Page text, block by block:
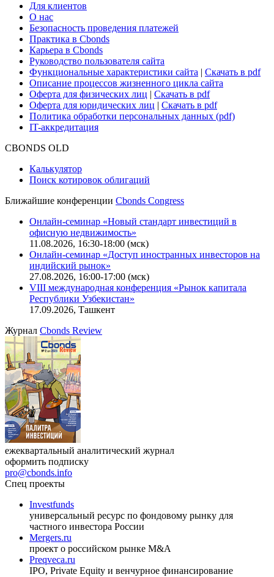
Для клиентов
О нас
Безопасность проведения платежей
Практика в Cbonds
Карьера в Cbonds
Руководство пользователя сайта
Функциональные характеристики сайта | Скачать в pdf
Описание процессов жизненного цикла сайта
Оферта для физических лиц | Скачать в pdf
Оферта для юридических лиц | Скачать в pdf
Политика обработки персональных данных (pdf)
IT-аккредитация
CBONDS OLD
Калькулятор
Поиск котировок облигаций
Ближайшие конференции Cbonds Congress
Онлайн-семинар «Новый стандарт инвестиций в
офисную недвижимость»
11.08.2026, 16:30-18:00 (мск)
Онлайн-семинар «Доступ иностранных инвесторов на
индийский рынок»
27.08.2026, 16:00-17:00 (мск)
VIII международная конференция «Рынок капитала
Республики Узбекистан»
17.09.2026, Ташкент
Журнал Cbonds Review
ежеквартальный аналитический журнал
оформить подписку
pro@cbonds.info
Спец проекты
Investfunds
универсальный ресурс по фондовому рынку для
частного инвестора России
Mergers.ru
проект о российском рынке M&A
Preqveca.ru
IPO, Private Equity и венчурное финансирование